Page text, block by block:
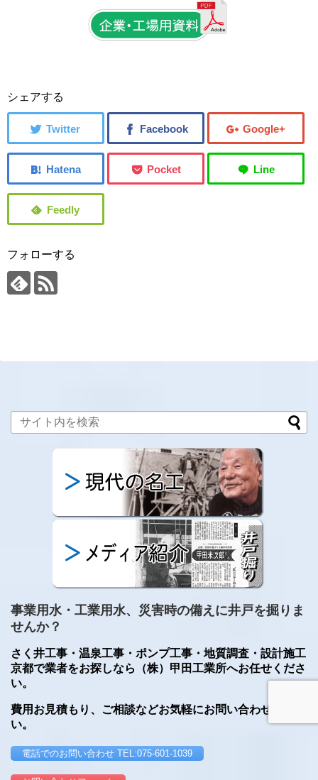
シェアする
フォローする
事業用水・工業用水、災害時の備えに井戸を掘りま
せんか？
さく井工事・温泉工事・ポンプ工事・地質調査・設計施工
京都で業者をお探しなら（株）甲田工業所へお任せくださ
い。
費用お見積もり、ご相談などお気軽にお問い合わせくださ
い。
電話でのお問い合わせ TEL:075-601-1039